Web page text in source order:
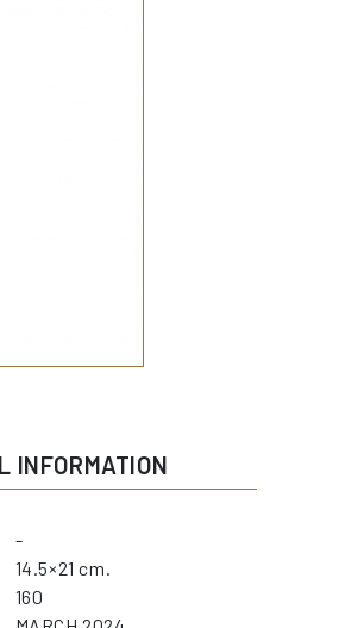
INFORMATION
-
14.5×21 cm.
160